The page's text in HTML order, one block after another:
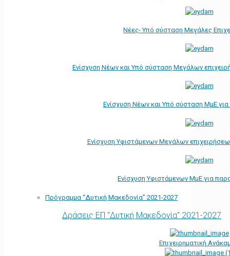
Νέες- Υπό σύσταση Μεγάλες
Ενίσχυση Νέων και Υπό σύσταση Μεγάλων
Ενίσχυση Νέων και Υπό σύσταση ΜμΕ
Ενίσχυση Υφιστάμενων Μεγάλων
Ενίσχυση Υφιστάμενων ΜμΕ για
Πρόγραμμα “Δυτική Μακεδονία” 2021-2027
Δράσεις ΕΠ "Δυτική Μακεδονία" 2021-2027
Επιχειρηματική